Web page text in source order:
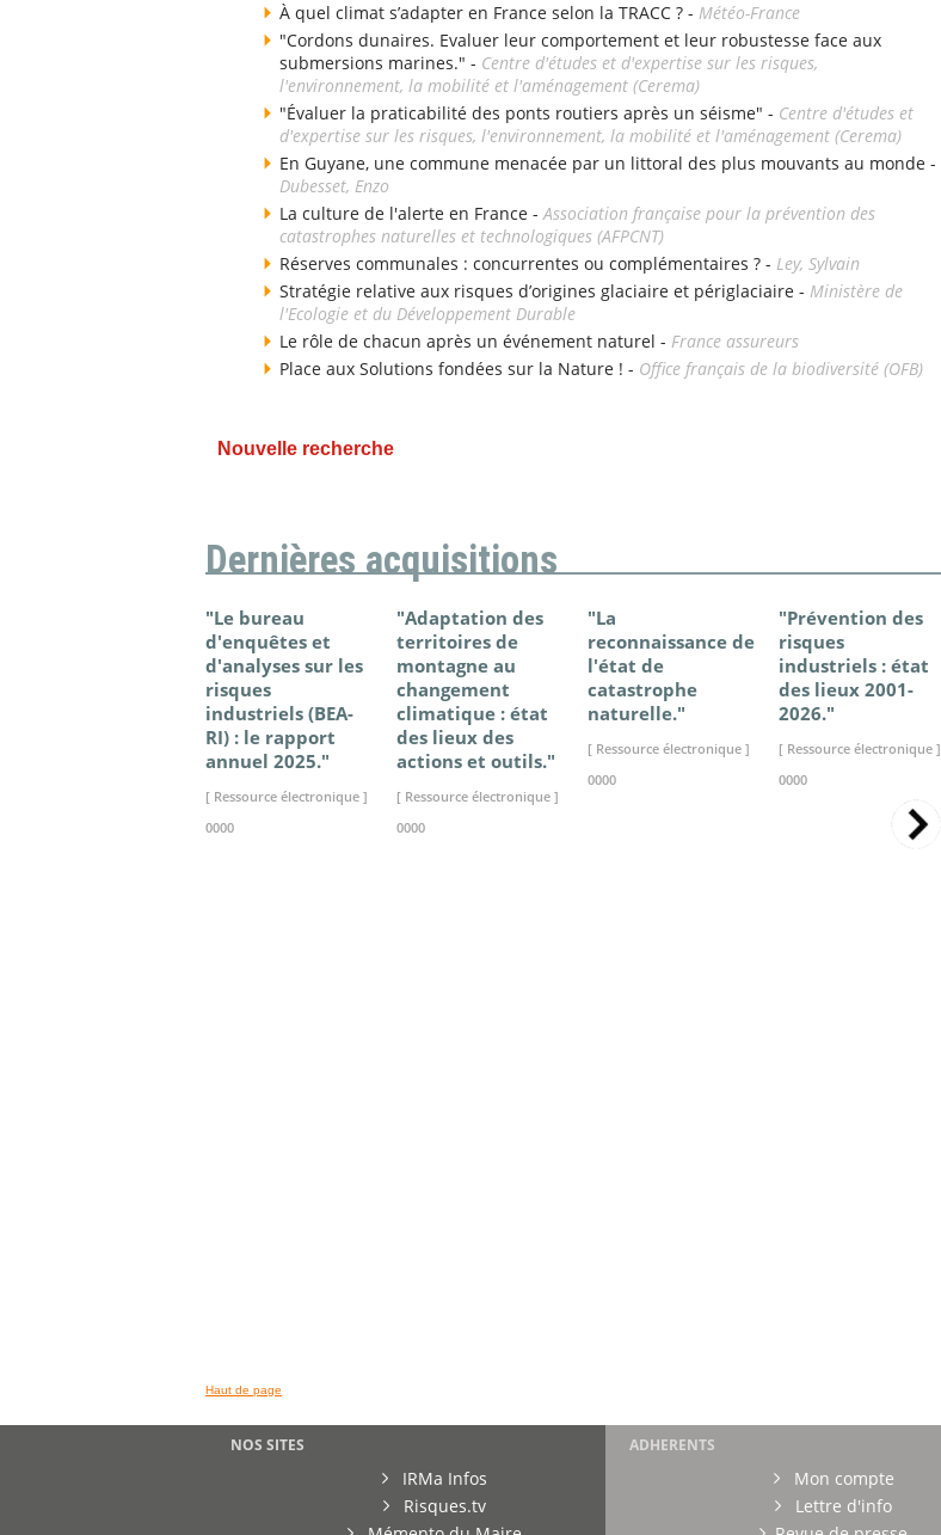
À quel climat s’adapter en France selon la TRACC ? - Météo-France
"Cordons dunaires. Evaluer leur comportement et leur robustesse face aux
submersions marines." - Centre d'études et d'expertise sur les risques,
l'environnement, la mobilité et l'aménagement (Cerema)
"Évaluer la praticabilité des ponts routiers après un séisme" - Centre d'études et
d'expertise sur les risques, l'environnement, la mobilité et l'aménagement (Cerema)
En Guyane, une commune menacée par un littoral des plus mouvants au monde -
Dubesset, Enzo
La culture de l'alerte en France -Association française pour la prévention des
catastrophes naturelles et technologiques (AFPCNT)
Réserves communales : concurrentes ou complémentaires ? - Ley, Sylvain
Stratégie relative aux risques d’origines glaciaire et périglaciaire - Ministère de
l'Ecologie et du Développement Durable
Le rôle de chacun après un événement naturel - France assureurs
Place aux Solutions fondées sur la Nature ! - Office français de la biodiversité (OFB)
Nouvelle recherche
Dernières acquisitions
"Le bureau
d'enquêtes et
d'analyses sur les
risques
industriels (BEA-
RI) : le rapport
annuel 2025."
[ Ressource électronique ]
0000
"Adaptation des
territoires de
montagne au
changement
climatique : état
des lieux des
actions et outils."
[ Ressource électronique ]
0000
"La
reconnaissance de
l'état de
catastrophe
naturelle."
[ Ressource électronique ]
0000
"Prévention des
risques
industriels : état
des lieux 2001-
2026."
[ Ressource électronique ]
0000
Haut de page
NOS SITES
IRMa Infos
Risques.tv
ADHERENTS
Mon compte
Lettre d'info